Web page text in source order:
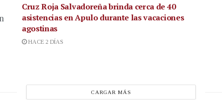
Cruz Roja Salvadoreña brinda cerca de 40
asistencias en Apulo durante las vacaciones
agostinas
HACE 2 DÍAS
CARGAR MÁS